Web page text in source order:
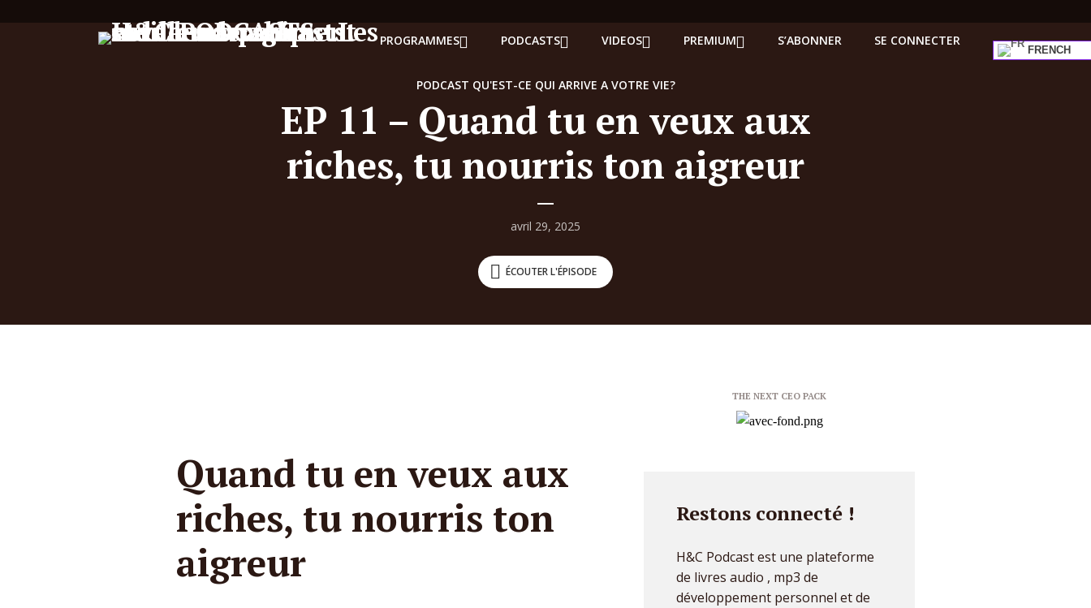
PROGRAMMES PODCASTS VIDEOS PREMIUM S’ABONNER SE CONNECTER
FRENCH
PODCAST QU'EST-CE QUI ARRIVE A VOTRE VIE?
EP 11 – Quand tu en veux aux
riches, tu nourris ton aigreur
avril 29, 2025
ÉCOUTER L'ÉPISODE
Quand tu en veux aux
riches, tu nourris ton
aigreur
THE NEXT CEO PACK
Restons connecté !
H&C Podcast est une plateforme
de livres audio , mp3 de
développement personnel et de